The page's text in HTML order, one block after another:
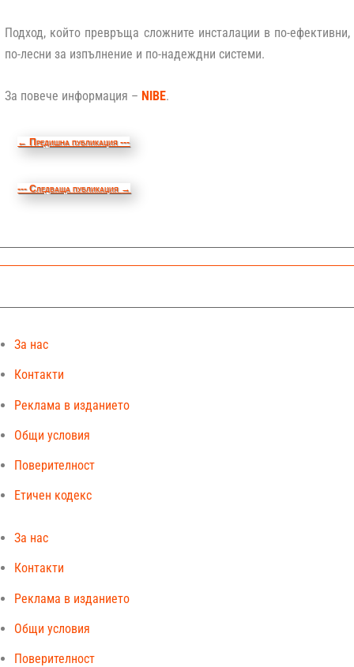
Подход, който превръща сложните инсталации в по-ефективни,
по-лесни за изпълнение и по-надеждни системи.
За повече информация – NIBE.
← Предишна публикация ---
--- Следваща публикация →
За нас
Контакти
Реклама в изданието
Общи условия
Поверителност
Етичен кодекс
За нас
Контакти
Реклама в изданието
Общи условия
Поверителност